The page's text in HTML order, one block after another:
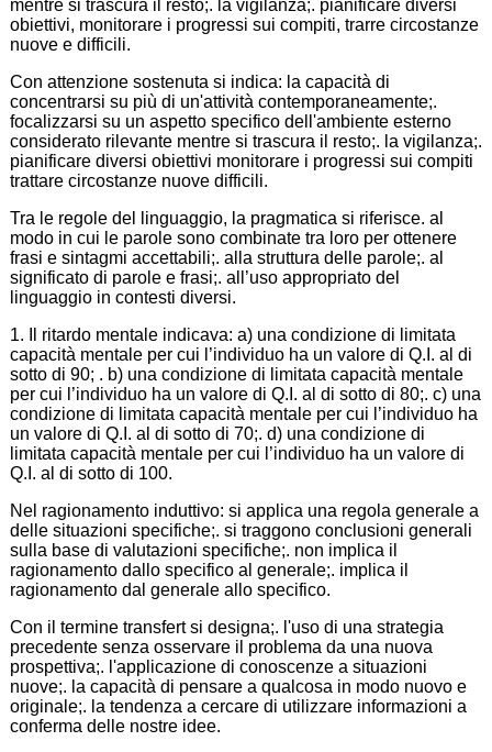
mentre si trascura il resto;. la vigilanza;. pianificare diversi
obiettivi, monitorare i progressi sui compiti, trarre circostanze
nuove e difficili.
Con attenzione sostenuta si indica: la capacità di
concentrarsi su più di un'attività contemporaneamente;.
focalizzarsi su un aspetto specifico dell'ambiente esterno
considerato rilevante mentre si trascura il resto;. la vigilanza;.
pianificare diversi obiettivi monitorare i progressi sui compiti
trattare circostanze nuove difficili.
Tra le regole del linguaggio, la pragmatica si riferisce. al
modo in cui le parole sono combinate tra loro per ottenere
frasi e sintagmi accettabili;. alla struttura delle parole;. al
significato di parole e frasi;. all’uso appropriato del
linguaggio in contesti diversi.
1. Il ritardo mentale indicava: a) una condizione di limitata
capacità mentale per cui l’individuo ha un valore di Q.I. al di
sotto di 90; . b) una condizione di limitata capacità mentale
per cui l’individuo ha un valore di Q.I. al di sotto di 80;. c) una
condizione di limitata capacità mentale per cui l’individuo ha
un valore di Q.I. al di sotto di 70;. d) una condizione di
limitata capacità mentale per cui l’individuo ha un valore di
Q.I. al di sotto di 100.
Nel ragionamento induttivo: si applica una regola generale a
delle situazioni specifiche;. si traggono conclusioni generali
sulla base di valutazioni specifiche;. non implica il
ragionamento dallo specifico al generale;. implica il
ragionamento dal generale allo specifico.
Con il termine transfert si designa;. l'uso di una strategia
precedente senza osservare il problema da una nuova
prospettiva;. l'applicazione di conoscenze a situazioni
nuove;. la capacità di pensare a qualcosa in modo nuovo e
originale;. la tendenza a cercare di utilizzare informazioni a
conferma delle nostre idee.